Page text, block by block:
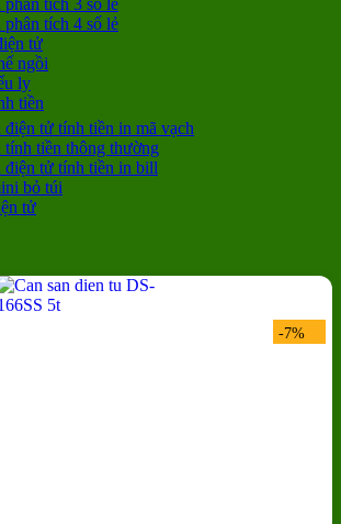
phân tích 3 số lẻ
phân tích 4 số lẻ
tử
ngồi
ly
tiền
điện tử tính tiền in mã vạch
tính tiền thông thường
điện tử tính tiền in bill
bỏ túi
tử
-7%